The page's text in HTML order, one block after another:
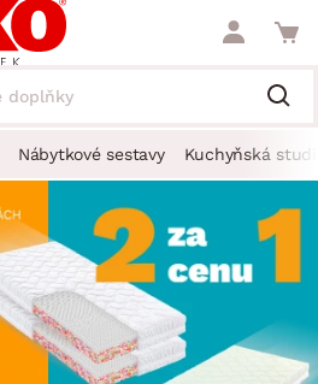
Nábytkové sestavy Kuchyňská